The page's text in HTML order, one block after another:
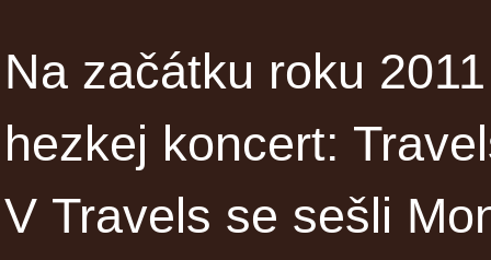
Na začátku roku
hezkej koncert:
V Travels se sešli